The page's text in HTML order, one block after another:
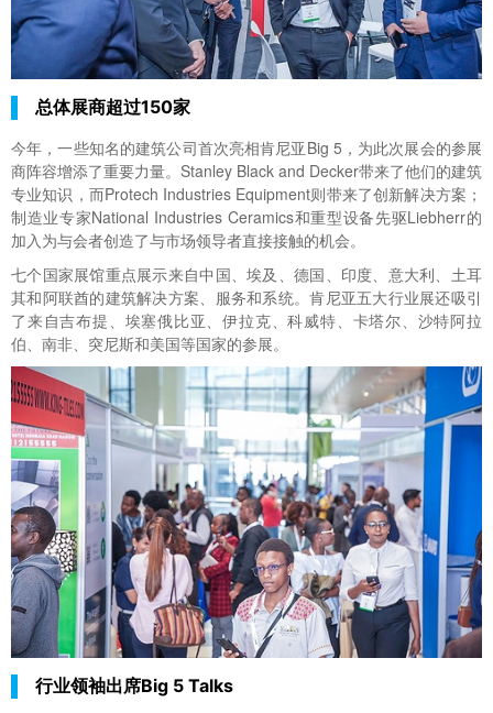
总体展商超过150家
今年，一些知名的建筑公司首次亮相肯尼亚Big 5，为此次展会的参展
商阵容增添了重要力量。Stanley Black and Decker带来了他们的建筑
专业知识，而Protech Industries Equipment则带来了创新解决方案；
制造业专家National Industries Ceramics和重型设备先驱Liebherr的
加入为与会者创造了与市场领导者直接接触的机会。
七个国家展馆重点展示来自中国、埃及、德国、印度、意大利、土耳
其和阿联酋的建筑解决方案、服务和系统。肯尼亚五大行业展还吸引
了来自吉布提、埃塞俄比亚、伊拉克、科威特、卡塔尔、沙特阿拉
伯、南非、突尼斯和美国等国家的参展。
行业领袖出席Big 5 Talks